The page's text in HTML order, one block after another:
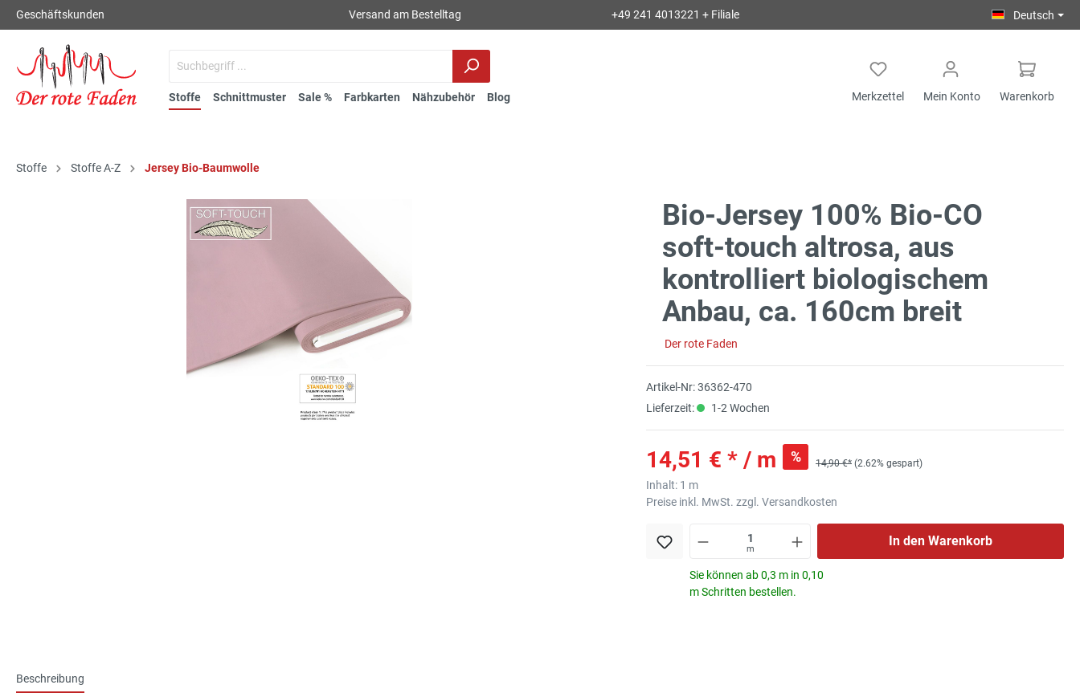
Geschäftskunden Versand am Bestelltag +49 241 4013221 + Filiale Deutsch
Stoffe Schnittmuster Sale % Farbkarten Nähzubehör Blog Merkzettel Mein Konto Warenkorb
Stoffe Stoffe A-Z Jersey Bio-Baumwolle
Bio-Jersey 100% Bio-CO
soft-touch altrosa, aus
kontrolliert biologischem
Anbau, ca. 160cm breit
Der rote Faden
Artikel-Nr:36362-470
Lieferzeit:
1-2 Wochen
14,51 € * / m % 14,90 €* (2.62% gespart)
Inhalt: 1 m
Preise inkl. MwSt. zzgl. Versandkosten
m
In den Warenkorb
Sie können ab 0,3 m in 0,10
m Schritten bestellen.
Beschreibung